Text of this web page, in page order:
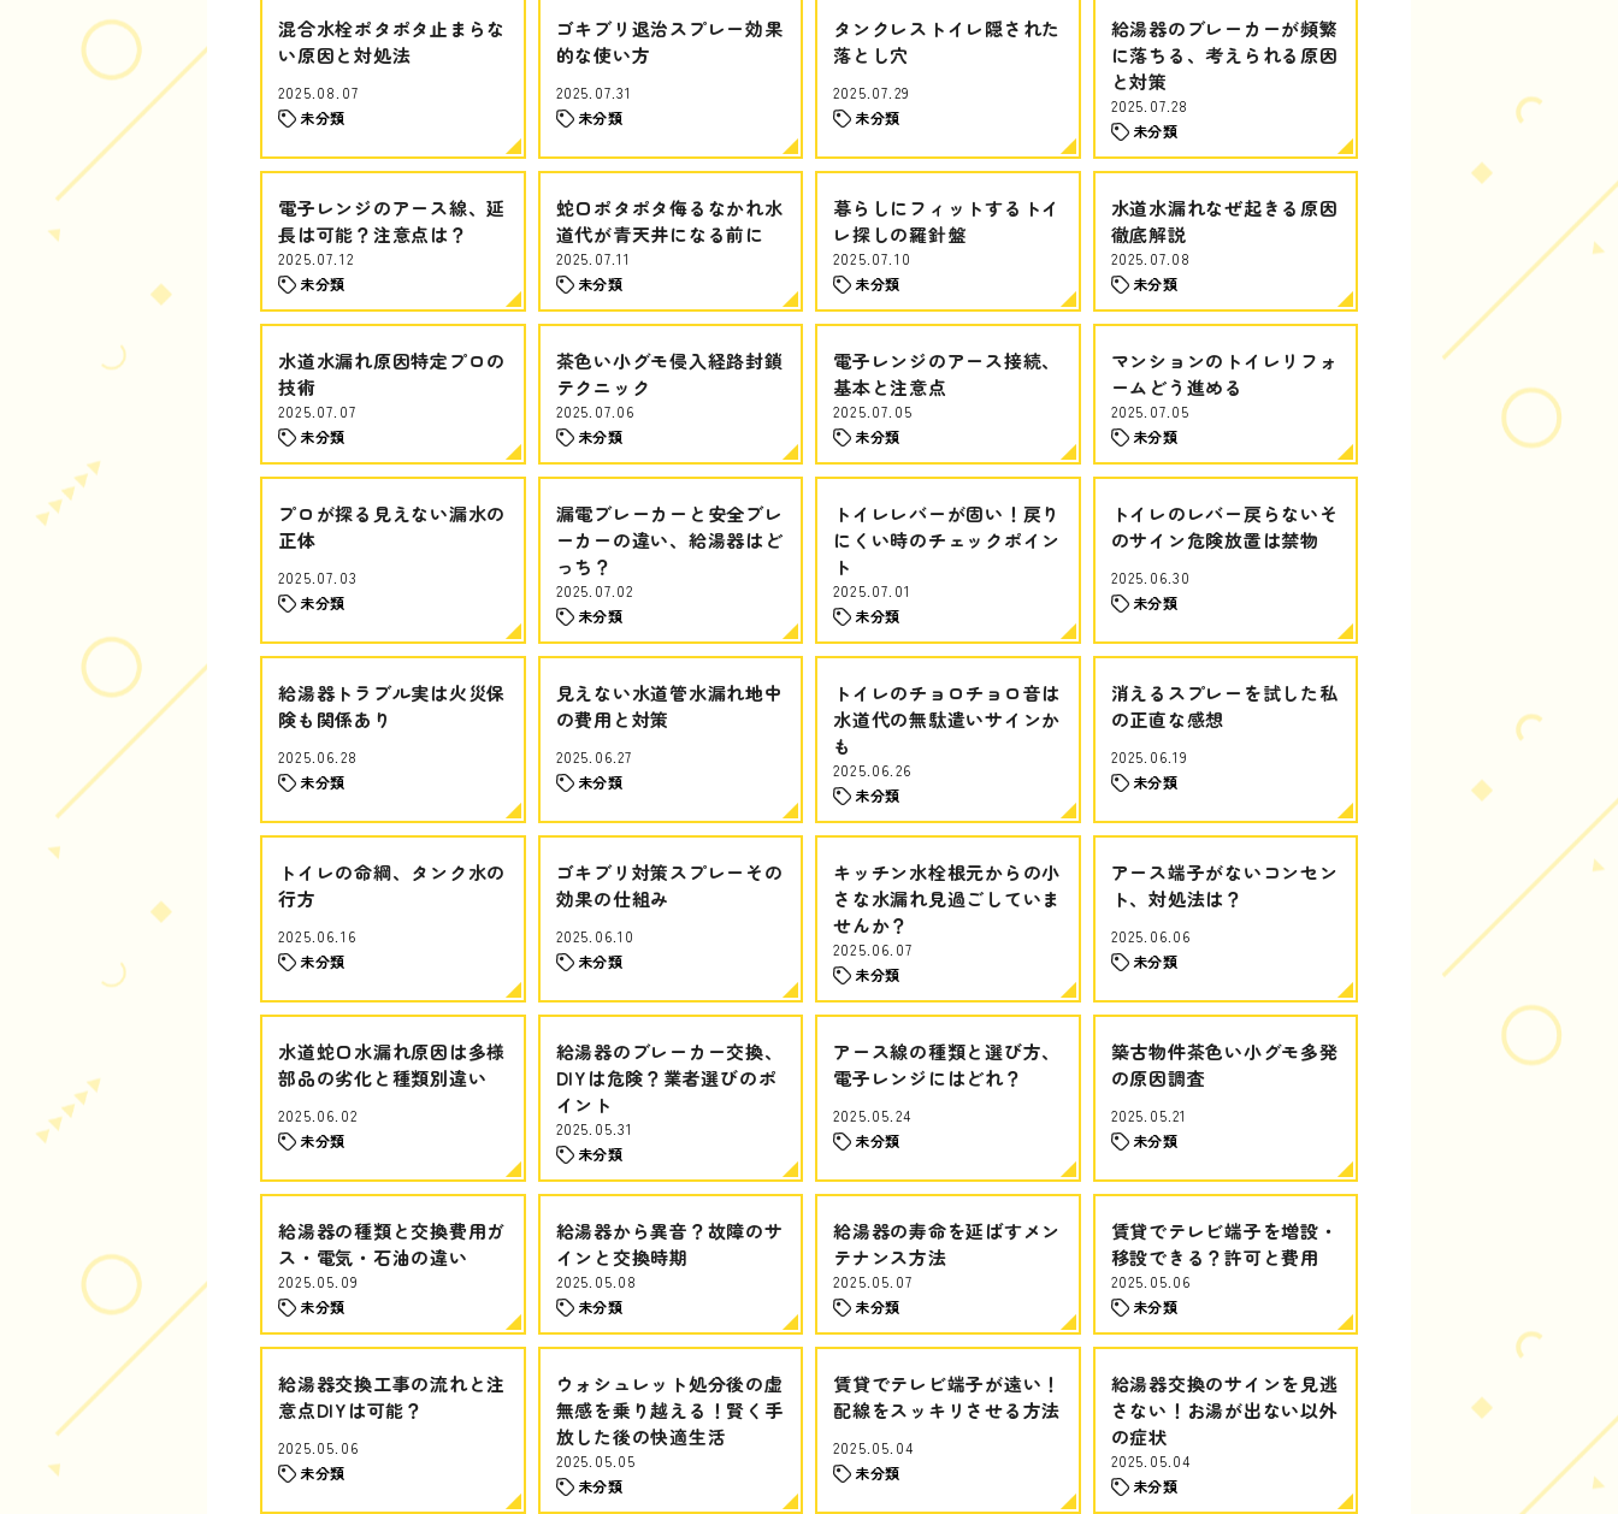
混合水栓ポタポタ止まらな
い原因と対処法
2025.08.07
未分類
ゴキブリ退治スプレー効果
的な使い方
2025.07.31
未分類
タンクレストイレ隠された
落とし穴
2025.07.29
未分類
給湯器のブレーカーが頻繁
に落ちる、考えられる原因
と対策
2025.07.28
未分類
電子レンジのアース線、延
長は可能？注意点は？
2025.07.12
未分類
蛇口ポタポタ侮るなかれ水
道代が青天井になる前に
2025.07.11
未分類
暮らしにフィットするトイ
レ探しの羅針盤
2025.07.10
未分類
水道水漏れなぜ起きる原因
徹底解説
2025.07.08
未分類
水道水漏れ原因特定プロの
技術
2025.07.07
未分類
茶色い小グモ侵入経路封鎖
テクニック
2025.07.06
未分類
電子レンジのアース接続、
基本と注意点
2025.07.05
未分類
マンションのトイレリフォ
ームどう進める
2025.07.05
未分類
プロが探る見えない漏水の
正体
2025.07.03
未分類
漏電ブレーカーと安全ブレ
ーカーの違い、給湯器はど
っち？
2025.07.02
未分類
トイレレバーが固い！戻り
にくい時のチェックポイン
ト
2025.07.01
未分類
トイレのレバー戻らないそ
のサイン危険放置は禁物
2025.06.30
未分類
給湯器トラブル実は火災保
険も関係あり
2025.06.28
未分類
見えない水道管水漏れ地中
の費用と対策
2025.06.27
未分類
トイレのチョロチョロ音は
水道代の無駄遣いサインか
も
2025.06.26
未分類
消えるスプレーを試した私
の正直な感想
2025.06.19
未分類
トイレの命綱、タンク水の
行方
2025.06.16
未分類
ゴキブリ対策スプレーその
効果の仕組み
2025.06.10
未分類
キッチン水栓根元からの小
さな水漏れ見過ごしていま
せんか？
2025.06.07
未分類
アース端子がないコンセン
ト、対処法は？
2025.06.06
未分類
水道蛇口水漏れ原因は多様
部品の劣化と種類別違い
2025.06.02
未分類
給湯器のブレーカー交換、
DIYは危険？業者選びのポ
イント
2025.05.31
未分類
アース線の種類と選び方、
電子レンジにはどれ？
2025.05.24
未分類
築古物件茶色い小グモ多発
の原因調査
2025.05.21
未分類
給湯器の種類と交換費用ガ
ス・電気・石油の違い
2025.05.09
未分類
給湯器から異音？故障のサ
インと交換時期
2025.05.08
未分類
給湯器の寿命を延ばすメン
テナンス方法
2025.05.07
未分類
賃貸でテレビ端子を増設・
移設できる？許可と費用
2025.05.06
未分類
給湯器交換工事の流れと注
意点DIYは可能？
2025.05.06
未分類
ウォシュレット処分後の虚
無感を乗り越える！賢く手
放した後の快適生活
2025.05.05
未分類
賃貸でテレビ端子が遠い！
配線をスッキリさせる方法
2025.05.04
未分類
給湯器交換のサインを見逃
さない！お湯が出ない以外
の症状
2025.05.04
未分類